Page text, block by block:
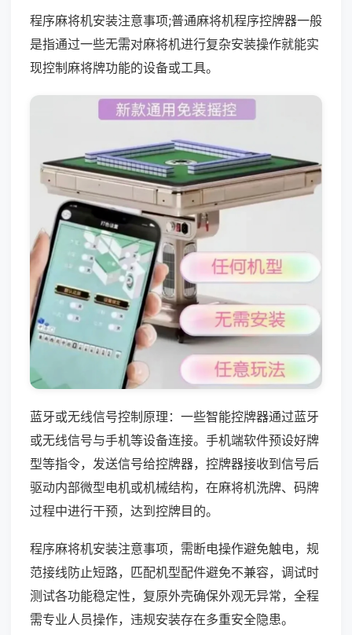
程序麻将机安装注意事项;普通麻将机程序控牌器一般
是指通过一些无需对麻将机进行复杂安装操作就能实
现控制麻将牌功能的设备或工具。
蓝牙或无线信号控制原理：一些智能控牌器通过蓝牙
或无线信号与手机等设备连接。手机端软件预设好牌
型等指令，发送信号给控牌器，控牌器接收到信号后
驱动内部微型电机或机械结构，在麻将机洗牌、码牌
过程中进行干预，达到控牌目的。
程序麻将机安装注意事项，需断电操作避免触电，规
范接线防止短路，匹配机型配件避免不兼容，调试时
测试各功能稳定性，复原外壳确保外观无异常，全程
需专业人员操作，违规安装存在多重安全隐患。